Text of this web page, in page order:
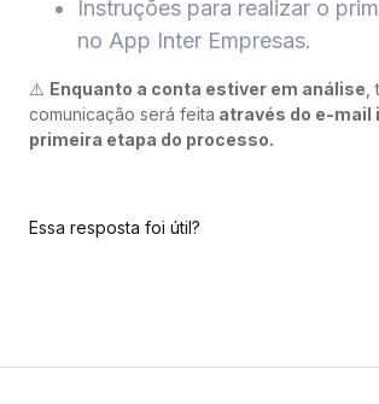
Instruções para realizar o
no App Inter Empresas.
⚠️ Enquanto a conta estiver em análise
comunicação será feita através do e-mail
primeira etapa do processo.
Essa resposta foi útil?